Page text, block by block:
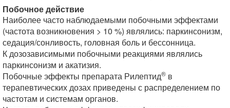
Побочное действие
Наиболее часто наблюдаемыми побочными эффектами
(частота возникновения > 10 %) являлись: паркинсонизм,
седация/сонливость, головная боль и бессонница.
К дозозависимыми побочными реакциями являлись
паркинсонизм и акатизия.
Побочные эффекты препарата Рилептид® в
терапевтических дозах приведены с распределением по
частотам и системам органов.